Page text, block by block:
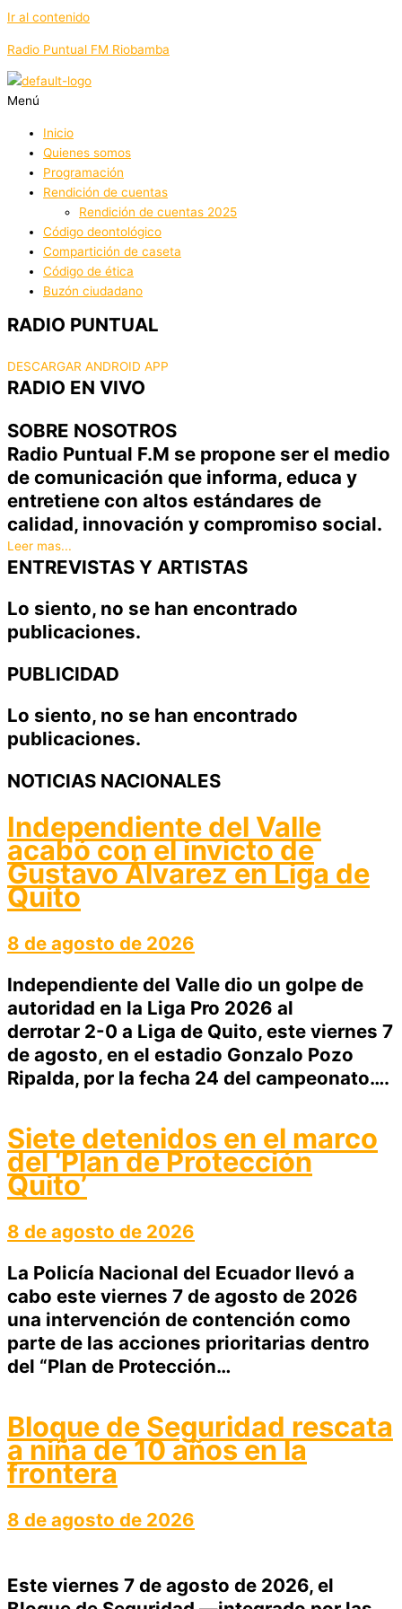
Ir al contenido
Radio Puntual FM Riobamba
Menú
Inicio
Quienes somos
Programación
Rendición de cuentas
Rendición de cuentas 2025
Código deontológico
Compartición de caseta
Código de ética
Buzón ciudadano
RADIO PUNTUAL
DESCARGAR ANDROID APP
RADIO EN VIVO
SOBRE NOSOTROS
Radio Puntual F.M se propone ser el medio
de comunicación que informa, educa y
entretiene con altos estándares de
calidad, innovación y compromiso social.
Leer mas...
ENTREVISTAS Y ARTISTAS
Lo siento, no se han encontrado
publicaciones.
PUBLICIDAD
Lo siento, no se han encontrado
publicaciones.
NOTICIAS NACIONALES
Independiente del Valle
acabó con el invicto de
Gustavo Álvarez en Liga de
Quito
8 de agosto de 2026
Independiente del Valle dio un golpe de
autoridad en la Liga Pro 2026 al
derrotar 2-0 a Liga de Quito, este viernes 7
de agosto, en el estadio Gonzalo Pozo
Ripalda, por la fecha 24 del campeonato….
Siete detenidos en el marco
del ‘Plan de Protección
Quito’
8 de agosto de 2026
La Policía Nacional del Ecuador llevó a
cabo este viernes 7 de agosto de 2026
una intervención de contención como
parte de las acciones prioritarias dentro
del “Plan de Protección…
Bloque de Seguridad rescata
a niña de 10 años en la
frontera
8 de agosto de 2026
Este viernes 7 de agosto de 2026, el